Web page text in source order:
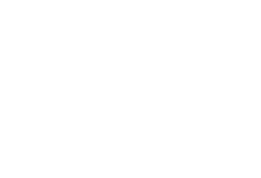
en espèces et d'autres